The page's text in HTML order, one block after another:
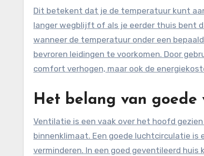
Dit betekent dat je de temperatuur kunt
langer wegblijft of als je eerder thuis bent
wanneer de temperatuur onder een
bevroren leidingen te voorkomen. Door
comfort verhogen, maar ook de
Het belang van
Ventilatie is een vaak over het hoofd
binnenklimaat. Een goede luchtcirculatie
verminderen. In een goed geventileerd